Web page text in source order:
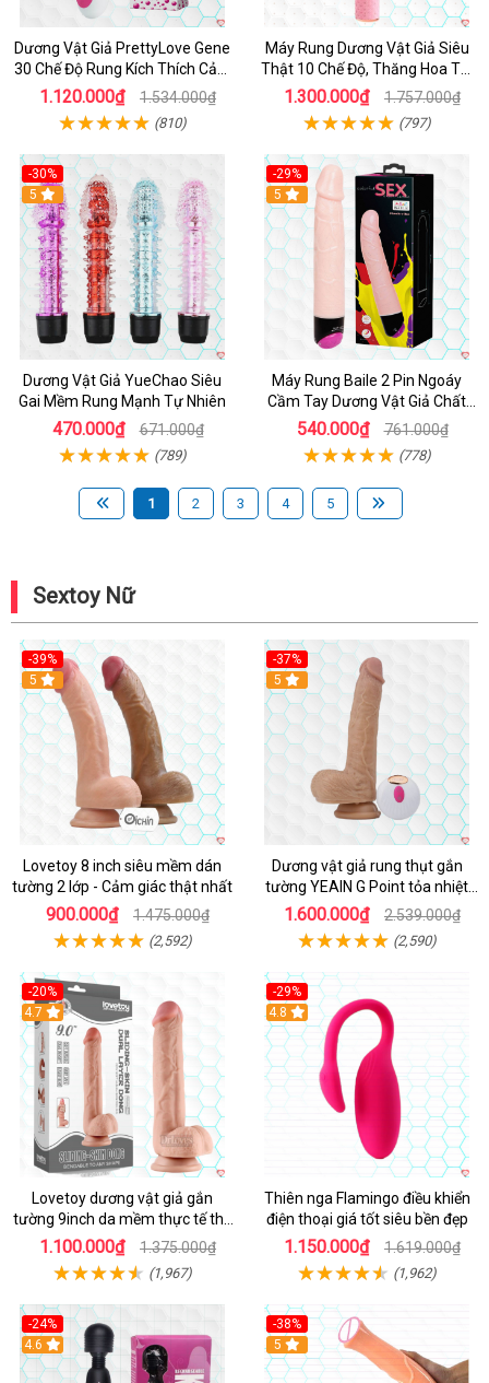
Dương Vật Giả PrettyLove Gene
30 Chế Độ Rung Kích Thích Cảm
Biến Âm Thanh
1.120.000₫ 1.534.000₫
(810)
Máy Rung Dương Vật Giả Siêu
Thật 10 Chế Độ, Thăng Hoa Tối
Ưu
1.300.000₫ 1.757.000₫
(797)
-30%
Hot
5
Dương Vật Giả YueChao Siêu
Gai Mềm Rung Mạnh Tự Nhiên
470.000₫ 671.000₫
(789)
-29%
Hot
5
Máy Rung Baile 2 Pin Ngoáy
Cầm Tay Dương Vật Giả Chất
Lượng
540.000₫ 761.000₫
(778)
1 2 3 4 5
Sextoy Nữ
-39%
Hot
5
Lovetoy 8 inch siêu mềm dán
tường 2 lớp - Cảm giác thật nhất
900.000₫ 1.475.000₫
(2,592)
-37%
5
Dương vật giả rung thụt gắn
tường YEAIN G Point tỏa nhiệt
điều khiển từ xa
1.600.000₫ 2.539.000₫
(2,590)
-20%
Hot
4.7
Lovetoy dương vật giả gắn
tường 9inch da mềm thực tế thú
vị
1.100.000₫ 1.375.000₫
(1,967)
-29%
Hot
4.8
Thiên nga Flamingo điều khiển
điện thoại giá tốt siêu bền đẹp
1.150.000₫ 1.619.000₫
(1,962)
-24%
4.6
-38%
Hot
5